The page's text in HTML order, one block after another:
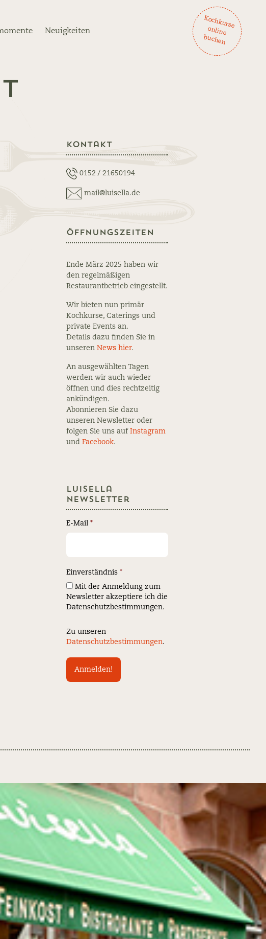
Neuigkeiten
K
och
ku
rse
on
lin
e
bu
ch
en
Kontakt
0152 / 21650194
mail@luisella.de
Öffnungszeiten
Ende März 2025 haben wir
den regelmäßigen
Restaurantbetrieb eingestellt.
Wir bieten nun primär
Kochkurse, Caterings und
private Events an.
Details dazu finden Sie in
unseren News hier.
An ausgewählten Tagen
werden wir auch wieder
öffnen und dies rechtzeitig
ankündigen.
Abonnieren Sie dazu
unseren Newsletter oder
folgen Sie uns auf Instagram
und Facebook.
Luisella
Newsletter
E-Mail *
Einverständnis *
Mit der Anmeldung zum
Newsletter akzeptiere ich die
Datenschutzbestimmungen.
Zu unseren
Datenschutzbestimmungen.